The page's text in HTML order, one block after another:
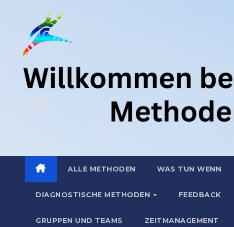
springen.
ALLE METHODEN WAS TUN WENN
DIAGNOSTISCHE METHODEN FEEDBACK
GRUPPEN UND TEAMS ZEITMANAGEMENT